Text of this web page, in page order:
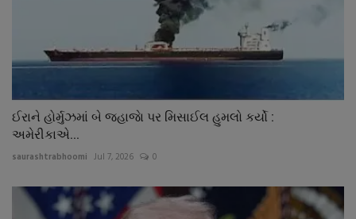
ઈરાને હોર્મુઝમાં બે જહાજાે પર મિસાઈલ હુમલો કર્યો :
અમેરીકાએ...
saurashtrabhoomi Jul 7, 2026 0